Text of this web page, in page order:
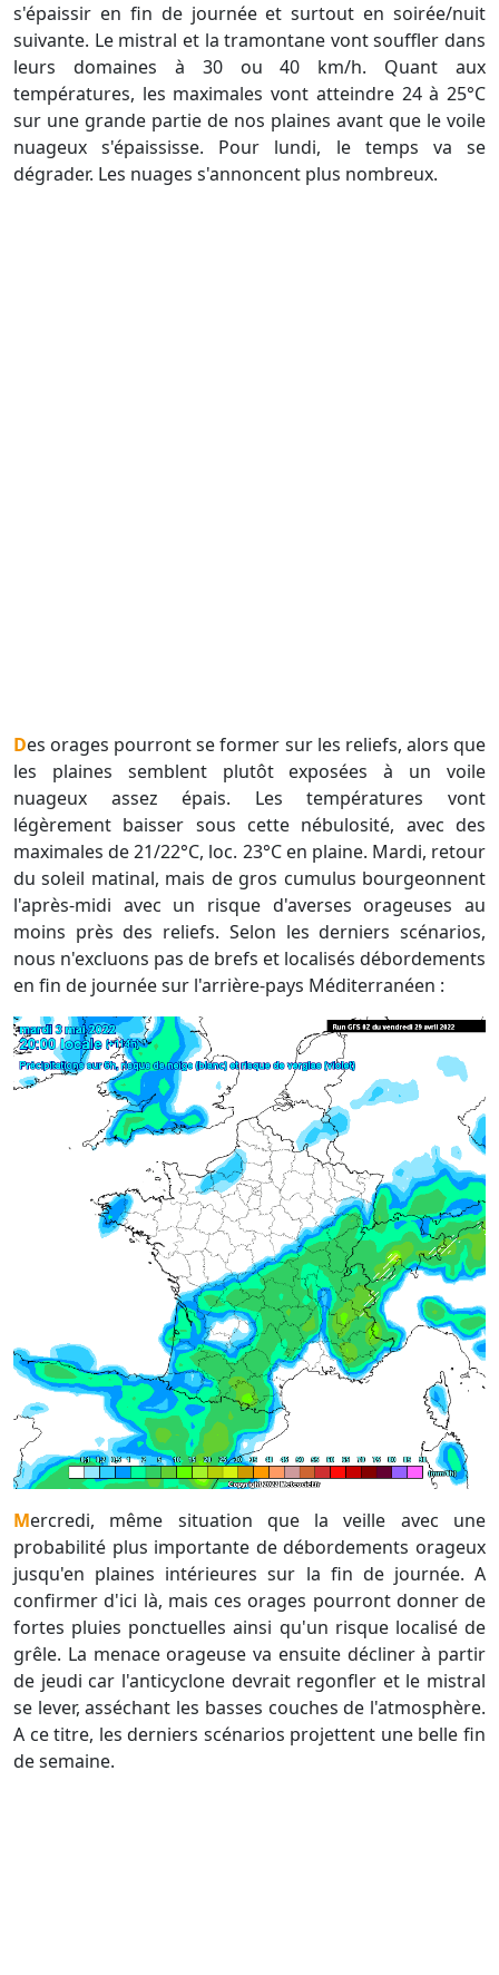
s'épaissir en fin de journée et surtout en soirée/nuit
suivante. Le mistral et la tramontane vont souffler dans
leurs domaines à 30 ou 40 km/h. Quant aux
températures, les maximales vont atteindre 24 à 25°C
sur une grande partie de nos plaines avant que le voile
nuageux s'épaississe. Pour lundi, le temps va se
dégrader. Les nuages s'annoncent plus nombreux.
Des orages pourront se former sur les reliefs, alors que
les plaines semblent plutôt exposées à un voile
nuageux assez épais. Les températures vont
légèrement baisser sous cette nébulosité, avec des
maximales de 21/22°C, loc. 23°C en plaine. Mardi, retour
du soleil matinal, mais de gros cumulus bourgeonnent
l'après-midi avec un risque d'averses orageuses au
moins près des reliefs. Selon les derniers scénarios,
nous n'excluons pas de brefs et localisés débordements
en fin de journée sur l'arrière-pays Méditerranéen :
Mercredi, même situation que la veille avec une
probabilité plus importante de débordements orageux
jusqu'en plaines intérieures sur la fin de journée. A
confirmer d'ici là, mais ces orages pourront donner de
fortes pluies ponctuelles ainsi qu'un risque localisé de
grêle. La menace orageuse va ensuite décliner à partir
de jeudi car l'anticyclone devrait regonfler et le mistral
se lever, asséchant les basses couches de l'atmosphère.
A ce titre, les derniers scénarios projettent une belle fin
de semaine.